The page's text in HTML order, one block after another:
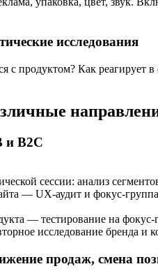
исследования
с продуктом? Как
и B2C
сессии: анализ
— UX-аудит и фокус-
— тестирование на
исследование бренда и
продаж, смена